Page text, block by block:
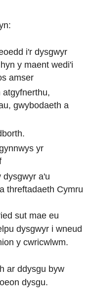
i'r dysgwyr
y maent wedi'i
amser
gwybodaeth a
yr
dysgwyr a'u
threftadaeth Cymru
sut mae eu
dysgwyr i wneud
y cwricwlwm.
ar ddysgu byw
dysgu.